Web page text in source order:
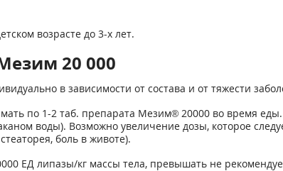
возрасте до 3-х лет.
20 000
в зависимости от состава и от тяжести
по 1-2 таб. препарата Мезим®20000 во время
воды). Возможно увеличение дозы, которое
боль в животе).
ЕД липазы/кг массы тела, превышать не